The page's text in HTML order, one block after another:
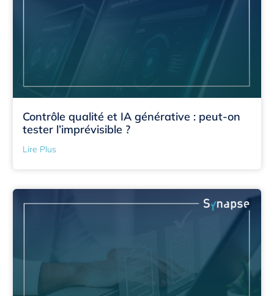
Contrôle qualité et IA générative : peut-on
tester l’imprévisible ?
Lire Plus